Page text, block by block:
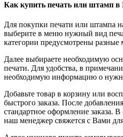
Как купить печать или штамп в
Для покупки печати или штампа
выберите в меню нужный вид
категории предусмотрены разные
Далее выбираете необходимую
печати. Для удобства, в
необходимую информацию о
Добавьте товар в корзину или
быстрого заказа. После
стандартное оформление заказа. В
наш менеджер свяжется с Вами